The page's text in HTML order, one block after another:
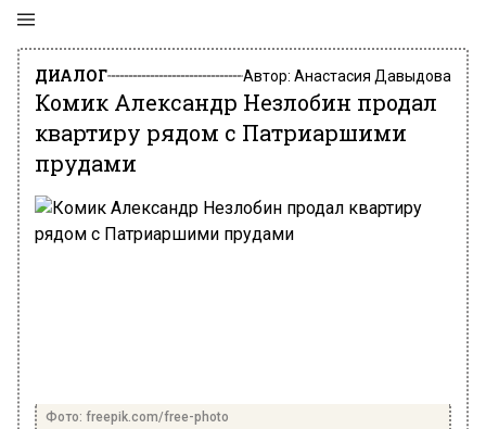
ДИАЛОГ Автор: Анастасия Давыдова
Комик Александр Незлобин продал
квартиру рядом с Патриаршими
прудами
Фото: freepik.com/free-photo